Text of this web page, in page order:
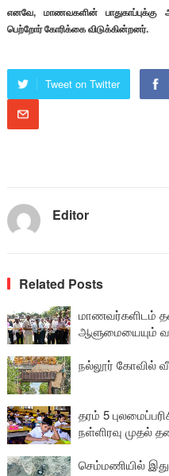
எனவே, மாணவகளின் பாதுகாப்புக்கு
பெற்றோர் கோரிக்கை விடுக்கின்றனர்.
Tweet on Twitter
Editor
Related Posts
மாணவர்களிடம்
ஆளுமையையும்
நல்லூர் கோவில்
தரம் 5
நள்ளிரவு முதல்
செம்மணியில்